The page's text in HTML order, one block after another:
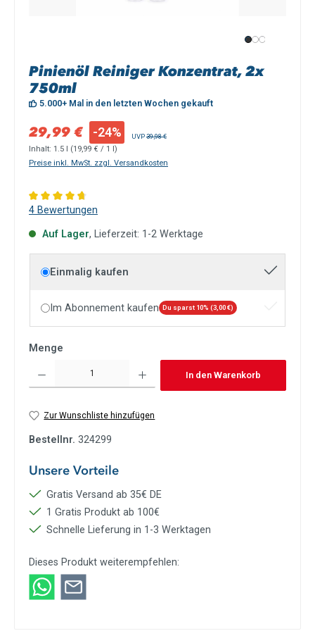
Pinienöl Reiniger Konzentrat, 2x
750ml
5.000+ Mal in den letzten Wochen gekauft
Verkaufspreis:
29,99 € -24% Regulärer Preis:
UVP39,98 €
Inhalt: 1.5 l (19,99 € / 1 l)
Preise inkl. MwSt. zzgl. Versandkosten
Durchschnittliche Bewertung von 4.75 von 5 Sternen
4 Bewertungen
Auf Lager, Lieferzeit: 1-2 Werktage
Einmalig kaufen
Im Abonnement kaufen Du sparst 10% (3,00 €)
Menge
In den Warenkorb
Zur Wunschliste hinzufügen
Bestellnr. 324299
Unsere Vorteile
Gratis Versand ab 35€ DE
1 Gratis Produkt ab 100€
Schnelle Lieferung in 1-3 Werktagen
Dieses Produkt weiterempfehlen: